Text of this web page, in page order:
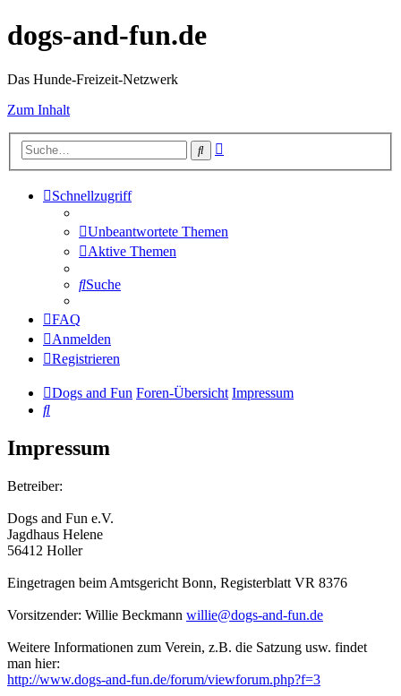
dogs-and-fun.de
Das Hunde-Freizeit-Netzwerk
Zum Inhalt
Suche
Schnellzugriff
Unbeantwortete Themen
Aktive Themen
Suche
FAQ
Anmelden
Registrieren
Dogs and Fun Foren-Übersicht Impressum
Suche
Impressum
Betreiber:
Dogs and Fun e.V.
Jagdhaus Helene
56412 Holler
Eingetragen beim Amtsgericht Bonn, Registerblatt VR 8376
Vorsitzender: Willie Beckmann willie@dogs-and-fun.de
Weitere Informationen zum Verein, z.B. die Satzung usw. findet
man hier:
http://www.dogs-and-fun.de/forum/viewforum.php?f=3